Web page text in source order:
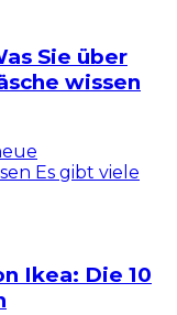
Sie über
wissen
Es gibt viele
Ikea: Die 10